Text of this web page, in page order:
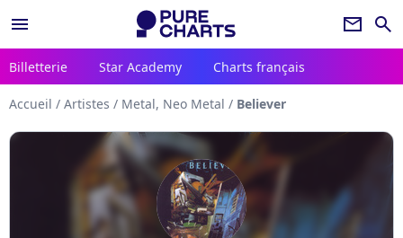
menu newsletter search
Billetterie Star Academy Charts français
Accueil / Artistes / Metal, Neo Metal / Believer